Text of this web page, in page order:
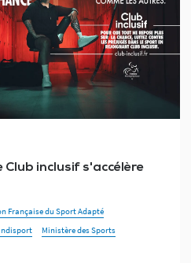
Club inclusif s'accélère
Française du Sport Adapté
Ministère des Sports